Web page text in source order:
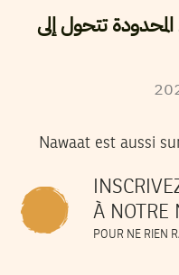
تتحول إلى
Nawaat est aussi
À NOTRE
POUR NE RIEN